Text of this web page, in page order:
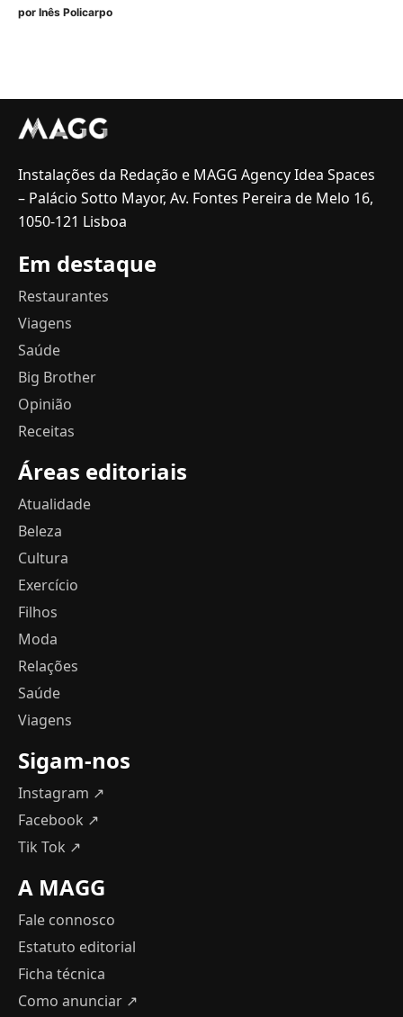
por Inês Policarpo
Instalações da Redação e MAGG Agency Idea Spaces
– Palácio Sotto Mayor, Av. Fontes Pereira de Melo 16,
1050-121 Lisboa
Em destaque
Restaurantes
Viagens
Saúde
Big Brother
Opinião
Receitas
Áreas editoriais
Atualidade
Beleza
Cultura
Exercício
Filhos
Moda
Relações
Saúde
Viagens
Sigam-nos
Instagram ↗
Facebook ↗
Tik Tok ↗
A MAGG
Fale connosco
Estatuto editorial
Ficha técnica
Como anunciar ↗